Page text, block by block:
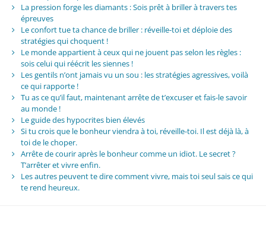
La pression forge les diamants : Sois prêt à briller à travers tes
épreuves
Le confort tue ta chance de briller : réveille-toi et déploie des
stratégies qui choquent !
Le monde appartient à ceux qui ne jouent pas selon les règles :
sois celui qui réécrit les siennes !
Les gentils n’ont jamais vu un sou : les stratégies agressives, voilà
ce qui rapporte !
Tu as ce qu’il faut, maintenant arrête de t’excuser et fais-le savoir
au monde !
Le guide des hypocrites bien élevés
Si tu crois que le bonheur viendra à toi, réveille-toi. Il est déjà là, à
toi de le choper.
Arrête de courir après le bonheur comme un idiot. Le secret ?
T’arrêter et vivre enfin.
Les autres peuvent te dire comment vivre, mais toi seul sais ce qui
te rend heureux.